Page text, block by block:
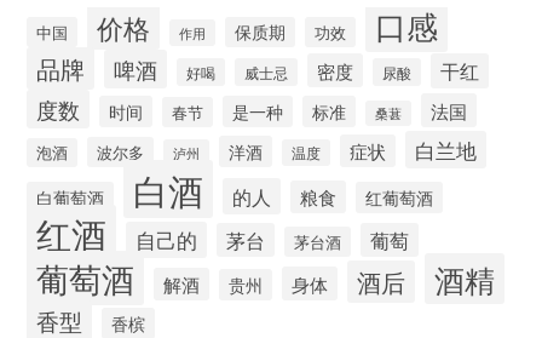
中国 价格 作用 保质期 功效 口感
品牌 啤酒 好喝 威士忌 密度 尿酸 干红
度数 时间 春节 是一种 标准 桑葚 法国
泡酒 波尔多 泸州 洋酒 温度 症状 白兰地
白葡萄酒 白酒 的人 粮食 红葡萄酒
红酒 自己的 茅台 茅台酒 葡萄
葡萄酒 解酒 贵州 身体 酒后 酒精
香型 香槟